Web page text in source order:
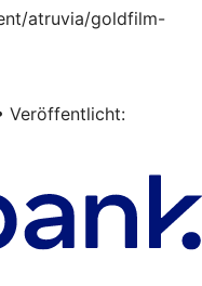
atruvia/goldfilm-
Veröffentlicht: